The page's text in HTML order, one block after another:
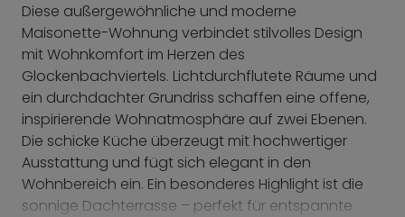
Diese außergewöhnliche und moderne
Maisonette-Wohnung verbindet stilvolles Design
mit Wohnkomfort im Herzen des
Glockenbachviertels. Lichtdurchflutete Räume und
ein durchdachter Grundriss schaffen eine offene,
inspirierende Wohnatmosphäre auf zwei Ebenen.
Die schicke Küche überzeugt mit hochwertiger
Ausstattung und fügt sich elegant in den
Wohnbereich ein. Ein besonderes Highlight ist die
sonnige Dachterrasse – perfekt für entspannte